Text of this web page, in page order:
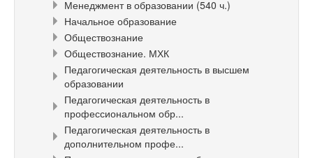
Менеджмент в образовании (540 ч.)
Начальное образование
Обществознание
Обществознание. МХК
Педагогическая деятельность в высшем
образовании
Педагогическая деятельность в
профессиональном обр...
Педагогическая деятельность в
дополнительном профе...